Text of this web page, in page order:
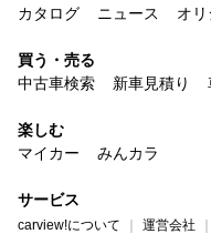
カタログ
ニュース オ
買う・売る
中古車検索
新車見積り
楽しむ
マイカー
みんカラ
サービス
carview!について 運営会社